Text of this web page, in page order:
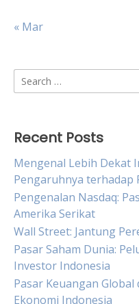
« Mar
Search
for:
Recent Posts
Mengenal Lebih Dekat
Pengaruhnya terhadap
Pengenalan Nasdaq:
Amerika Serikat
Wall Street: Jantung
Pasar Saham Dunia:
Investor Indonesia
Pasar Keuangan
Ekonomi Indonesia